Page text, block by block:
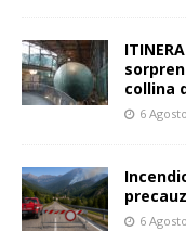
collina
6
6